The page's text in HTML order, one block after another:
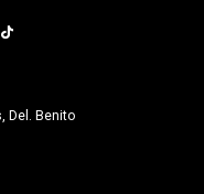
Del. Benito